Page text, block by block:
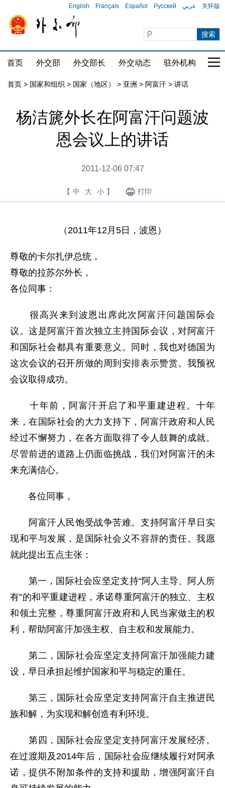
English Français Español Русский عربي 关怀版
首页 外交部 外交部长 外交动态 驻外机构 国
首页 > 国家和组织 > 国家（地区） > 亚洲 > 阿富汗 > 讲话
杨洁篪外长在阿富汗问题波
恩会议上的讲话
2011-12-06 07:47
【 中 大 小 】 打印
（2011年12月5日，波恩）
尊敬的卡尔扎伊总统，
尊敬的拉苏尔外长，
各位同事：
很高兴来到波恩出席此次阿富汗问题国际会
议。这是阿富汗首次独立主持国际会议，对阿富汗
和国际社会都具有重要意义。同时，我也对德国为
这次会议的召开所做的周到安排表示赞赏。我预祝
会议取得成功。
十年前，阿富汗开启了和平重建进程。十年
来，在国际社会的大力支持下，阿富汗政府和人民
经过不懈努力，在各方面取得了令人鼓舞的成就。
尽管前进的道路上仍面临挑战，我们对阿富汗的未
来充满信心。
各位同事，
阿富汗人民饱受战争苦难。支持阿富汗早日实
现和平与发展，是国际社会义不容辞的责任。我愿
就此提出五点主张：
第一，国际社会应坚定支持“阿人主导、阿人所
有”的和平重建进程，承诺尊重阿富汗的独立、主权
和领土完整，尊重阿富汗政府和人民当家做主的权
利，帮助阿富汗加强主权、自主权和发展能力。
第二，国际社会应坚定支持阿富汗加强能力建
设，早日承担起维护国家和平与稳定的重任。
第三，国际社会应坚定支持阿富汗自主推进民
族和解，为实现和解创造有利环境。
第四，国际社会应坚定支持阿富汗发展经济。
在过渡期及2014年后，国际社会应继续履行对阿承
诺，提供不附加条件的支持和援助，增强阿富汗自